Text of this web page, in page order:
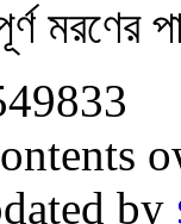
মরণের
by